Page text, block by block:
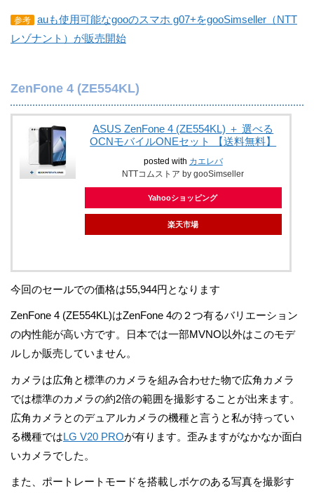
参考
auも使用可能なgooのスマホ g07+をgooSimseller（NTT
レゾナント）が販売開始
ZenFone 4 (ZE554KL)
ASUS ZenFone 4 (ZE554KL) ＋ 選べる
OCNモバイルONEセット 【送料無料】
posted with カエレバ
NTTコムストア by gooSimseller
Yahooショッピング
楽天市場
今回のセールでの価格は55,944円となります
ZenFone 4 (ZE554KL)はZenFone 4の２つ有るバリエーション
の内性能が高い方です。日本では一部MVNO以外はこのモデ
ルしか販売していません。
カメラは広角と標準のカメラを組み合わせた物で広角カメラ
では標準のカメラの約2倍の範囲を撮影することが出来ます。
広角カメラとのデュアルカメラの機種と言うと私が持ってい
る機種ではLG V20 PROが有ります。歪みますがなかなか面白
いカメラでした。
また、ポートレートモードを搭載しボケのある写真を撮影す